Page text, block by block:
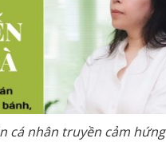
cá nhân truyền cảm